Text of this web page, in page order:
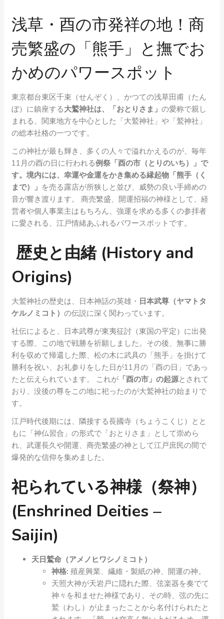
浅草・酉の市発祥の地！商
売繁盛の「熊手」と撫でお
かめのパワースポット
東京都台東区千束（せんぞく）、かつての浅草田甫（たん
ぼ）に鎮座する大鷲神社は、「おとりさま」 の愛称で親し
まれる、関東地方を中心とした「大鷲神社」や「鷲神社」
の総本社格の一つです。
この神社が最も輝き、多くの人々で溢れかえるのが、毎年
11月の酉の日に行われる例祭「酉の市（とりのいち）」 で
す。境内には、幸運や金運をかき集める縁起物 「熊手（く
まで）」 を売る露店が所狭しと並び、威勢の良い手締めの
音が響き渡ります。 商売繁盛、開運招福の神様として、経
営者や個人事業主はもちろん、強運を求める多くの参拝者
に愛される、江戸情緒あふれるパワースポットです。
歴史と由緒 (History and
Origins)
大鷲神社の歴史は、日本神話の英雄・ 日本武尊（ヤマトタ
ケルノミコト） の伝説に深く関わっています。
社伝によると、日本武尊が東夷征討（東国の平定）に出発
する際、この地で戦勝を祈願しました。その後、無事に勝
利を収めて帰還した際、松の木に武具の「熊手」を掛けて
勝利を祝い、お礼参りをした日が11月の「酉の日」であっ
たと伝えられています。 これが 「酉の市」の起源とされて
おり、没後の尊をこの地に祀ったのが大鷲神社の始まりで
す。
江戸時代後期には、隣接する長國寺（ちょうこくじ）とと
もに「神仏習合」の形式で「おとりさま」として崇めら
れ、武運長久や開運、商売繁盛の神として江戸庶民の間で
爆発的な信仰を集めました。
祀られている神様（祭神）
(Enshrined Deities –
Saijin)
天日鷲命（アメノヒワシノミコト）
神格: 殖産興業、繊維・製紙の神、開運の神。
天照大神が天岩戸に隠れた際、弦楽器を奏でて
神々を和ませた神様であり、その時、弦の先に
鷲（わし）が止まったことから名付けられたと